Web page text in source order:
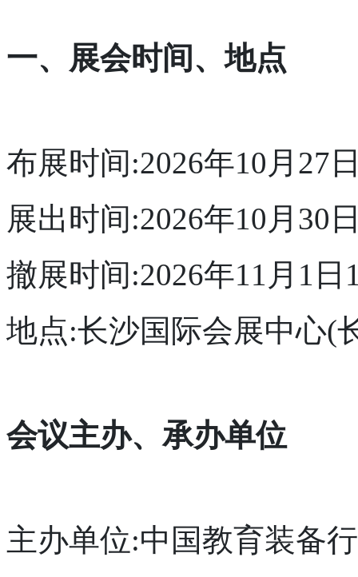
一、展会时间、地点
布展时间:2026年10月27
展出时间:2026年10月30
撤展时间:2026年11月1日
地点:长沙国际会展中心(
会议主办、承办单位
主办单位:中国教育装备